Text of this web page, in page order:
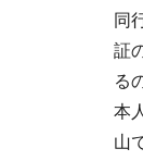
同
証
る
本
山